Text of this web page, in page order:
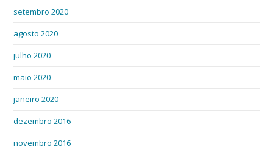
setembro 2020
agosto 2020
julho 2020
maio 2020
janeiro 2020
dezembro 2016
novembro 2016